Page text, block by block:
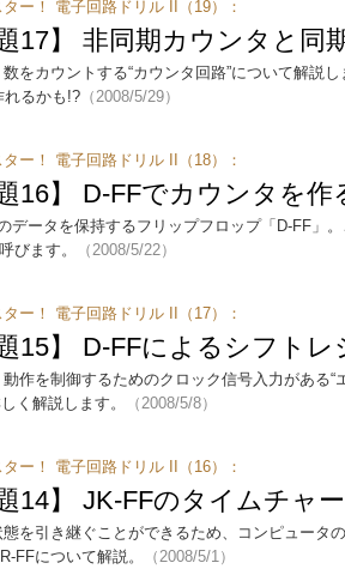
ー！ 電子回路ドリル II（19）：
題17】 非同期カウンタと同
をカウントする“カウンタ回路”について解説
れるかも!? （2008/5/29）
ー！ 電子回路ドリル II（18）：
題16】 D-FFでカウンタを作
データを保持するフリップフロップ「D-FF」
びます。
（2008/5/22）
ー！ 電子回路ドリル II（17）：
題15】 D-FFによるシフト
作を制御するためのクロック信号入力がある“
く解説します。
（2008/5/8）
ー！ 電子回路ドリル II（16）：
題14】 JK-FFのタイムチャ
態を引き継ぐことができるため、コンピュータ
FFについて解説。
（2008/5/1）